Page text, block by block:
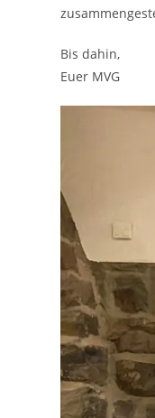
Bis dahin,
Euer MVG